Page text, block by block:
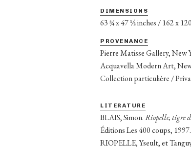
DIMENSIONS
63 ¾ x 47 ½ inches / 162 x
PROVENANCE
Pierre Matisse Gallery, New
Acquavella Modern Art,
Collection particulière /
LITERATURE
BLAIS, Simon.Riopelle, tigre
Éditions Les 400 coups, 1997.
RIOPELLE, Yseult, et